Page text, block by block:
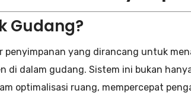
Gudang?
yang dirancang untuk
di dalam gudang. Sistem ini bukan
optimalisasi ruang, mempercepat